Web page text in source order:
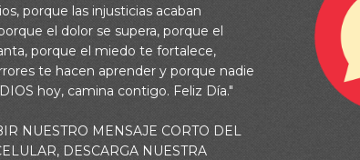
porque las injusticias acaban
el dolor se supera, porque el
porque el miedo te fortalece,
te hacen aprender y porque nadie
hoy, camina contigo. Feliz Día."
NUESTRO MENSAJE CORTO DEL
DESCARGA NUESTRA